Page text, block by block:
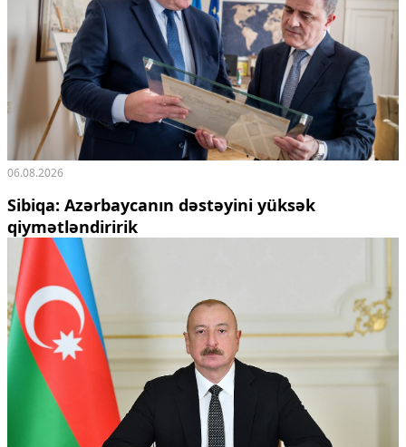
06.08.2026
Sibiqa: Azərbaycanın dəstəyini yüksək
qiymətləndiririk